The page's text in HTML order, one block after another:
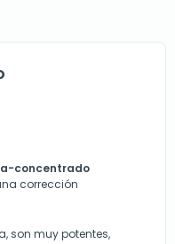
concentrado
corrección
son muy potentes,